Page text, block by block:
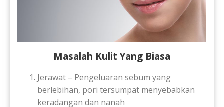
Masalah Kulit Yang Biasa
Jerawat – Pengeluaran sebum yang
berlebihan, pori tersumpat menyebabkan
keradangan dan nanah